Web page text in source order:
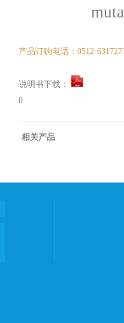
产品订购电话：0512-
说明书下载：
0
相关产品